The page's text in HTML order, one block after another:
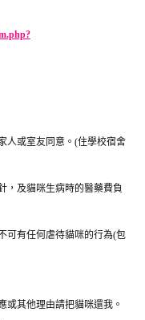
人或室友同意。 (住學校宿舍
，及貓咪生病時的醫藥費負
可有任何虐待貓咪的行為(包
或其他理由請把貓咪還我。